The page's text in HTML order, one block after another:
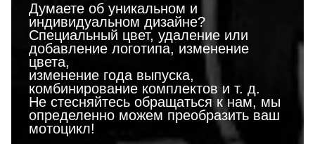
Думаете об уникальном и
индивидуальном дизайне?
Специальный цвет, удаление или
добавление логотипа, изменение
цвета,
изменение года выпуска,
комбинирование комплектов и т. д.
Не стесняйтесь обращаться к нам, мы
определенно можем преобразить ваш
мотоцикл!